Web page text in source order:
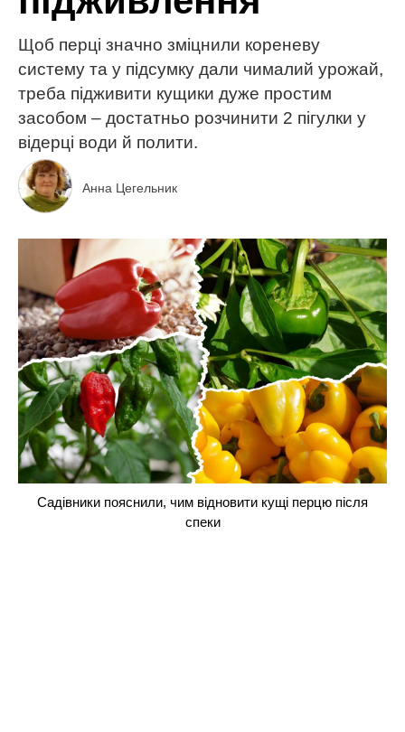
Щоб перці значно зміцнили кореневу
систему та у підсумку дали чималий урожай,
треба підживити кущики дуже простим
засобом – достатньо розчинити 2 пігулки у
відерці води й полити.
Анна Цегельник
Садівники пояснили, чим відновити кущі перцю після
спеки